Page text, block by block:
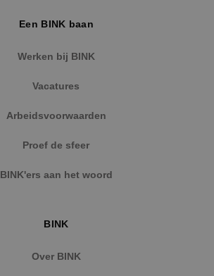
Een BINK baan
Werken bij BINK
Vacatures
Arbeidsvoorwaarden
Proef de sfeer
BINK'ers aan het woord
BINK
Over BINK